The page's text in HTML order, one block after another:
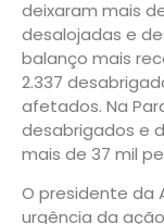
deixaram mais
desalojadas e
balanço mais
2.337
afetados. Na
desabrigados e
mais de 37 mil
O presidente da
urgência da